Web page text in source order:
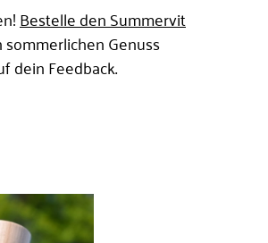
Bestelle den Summervit
Genuss
dein Feedback.